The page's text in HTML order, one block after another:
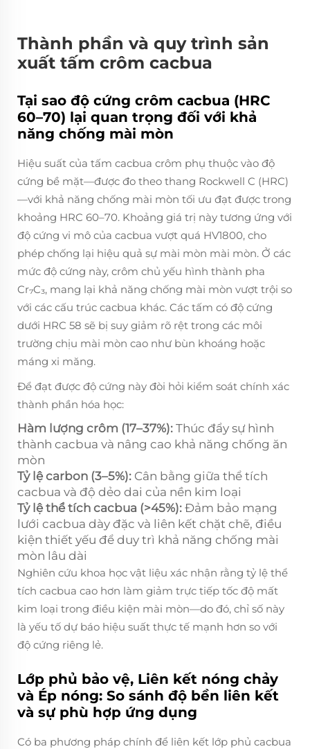
Thành phần và quy trình sản
xuất tấm crôm cacbua
Tại sao độ cứng crôm cacbua (HRC
60–70) lại quan trọng đối với khả
năng chống mài mòn
Hiệu suất của tấm cacbua crôm phụ thuộc vào độ
cứng bề mặt—được đo theo thang Rockwell C (HRC)
—với khả năng chống mài mòn tối ưu đạt được trong
khoảng HRC 60–70. Khoảng giá trị này tương ứng với
độ cứng vi mô của cacbua vượt quá HV1800, cho
phép chống lại hiệu quả sự mài mòn mài mòn. Ở các
mức độ cứng này, crôm chủ yếu hình thành pha
Cr₇C₃, mang lại khả năng chống mài mòn vượt trội so
với các cấu trúc cacbua khác. Các tấm có độ cứng
dưới HRC 58 sẽ bị suy giảm rõ rệt trong các môi
trường chịu mài mòn cao như bùn khoáng hoặc
máng xi măng.
Để đạt được độ cứng này đòi hỏi kiểm soát chính xác
thành phần hóa học:
Hàm lượng crôm (17–37%): Thúc đẩy sự hình
thành cacbua và nâng cao khả năng chống ăn
mòn
Tỷ lệ carbon (3–5%): Cân bằng giữa thể tích
cacbua và độ dẻo dai của nền kim loại
Tỷ lệ thể tích cacbua (>45%): Đảm bảo mạng
lưới cacbua dày đặc và liên kết chặt chẽ, điều
kiện thiết yếu để duy trì khả năng chống mài
mòn lâu dài
Nghiên cứu khoa học vật liệu xác nhận rằng tỷ lệ thể
tích cacbua cao hơn làm giảm trực tiếp tốc độ mất
kim loại trong điều kiện mài mòn—do đó, chỉ số này
là yếu tố dự báo hiệu suất thực tế mạnh hơn so với
độ cứng riêng lẻ.
Lớp phủ bảo vệ, Liên kết nóng chảy
và Ép nóng: So sánh độ bền liên kết
và sự phù hợp ứng dụng
Có ba phương pháp chính để liên kết lớp phủ cacbua